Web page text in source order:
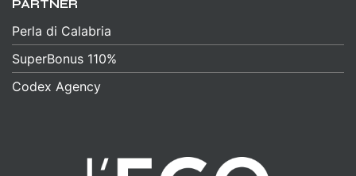
PARTNER
Perla di Calabria
SuperBonus 110%
Codex Agency